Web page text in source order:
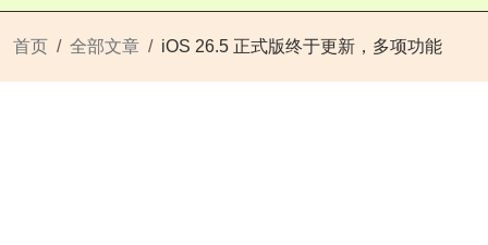
首页 全部文章 iOS 26.5 正式版终于更新，多项功能